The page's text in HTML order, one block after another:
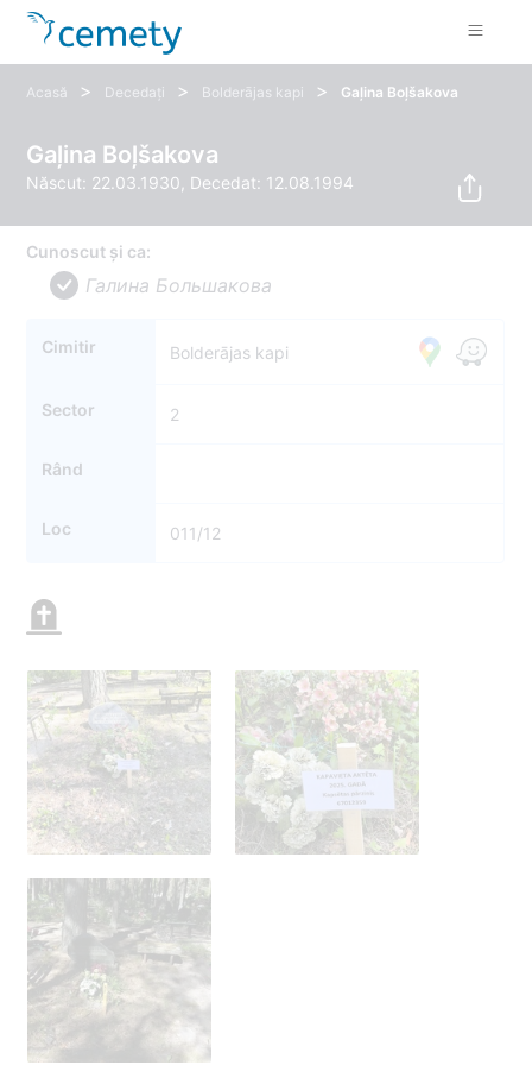
Acasă > Decedați > Bolderājas kapi > Gaļina Boļšakova
Gaļina Boļšakova
Născut: 22.03.1930, Decedat: 12.08.1994
Cunoscut și ca:
Галина Большакова
Cimitir Bolderājas kapi
Sector 2
Rând
Loc 011/12